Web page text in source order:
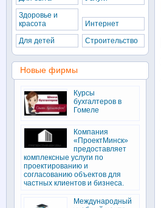
Здоровье и
красота
Интернет
Для детей
Строительство
Новые фирмы
Курсы
бухгалтеров в
Гомеле
Компания
«ПроектМинск»
предоставляет
комплексные услуги по
проектированию и
согласованию объектов для
частных клиентов и бизнеса.
Международный